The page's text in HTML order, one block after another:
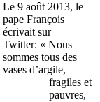
Le 9 août 2013, le
pape François
écrivait sur
Twitter: « Nous
sommes tous des
vases d’argile,
fragiles et
pauvres,